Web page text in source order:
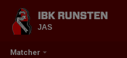
Matcher
IBK RUNSTEN
JAS